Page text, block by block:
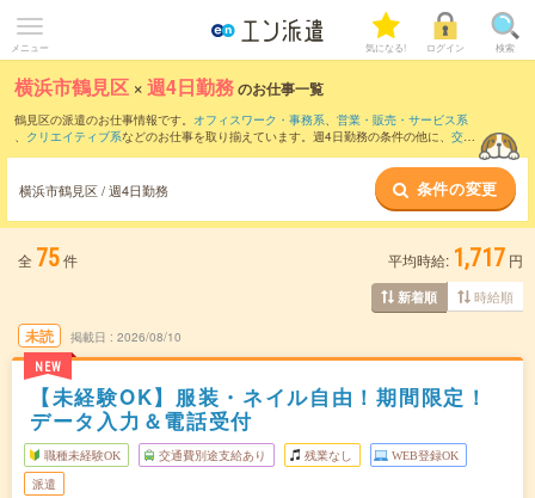
メニュー 気になる! ログイン 検索
横浜市鶴見区 ×週4日勤務のお仕事一覧
鶴見区の派遣のお仕事情報です。 オフィスワーク・事務系、 営業・販売・サービス系
、 クリエイティブ系などのお仕事を取り揃えています。週4日勤務の条件の他に、 交通
横浜市鶴見区 / 週4日勤務 条件の変更
全 75件 平均時給: 1,717 円
新着順 時給順
未読
NEW
掲載日 2026/08/10
【未経験OK】服装・ネイル自由！期間限定！
データ入力＆電話受付
職種未経験OK 交通費別途支給あり 残業なし WEB登録OK
派遣